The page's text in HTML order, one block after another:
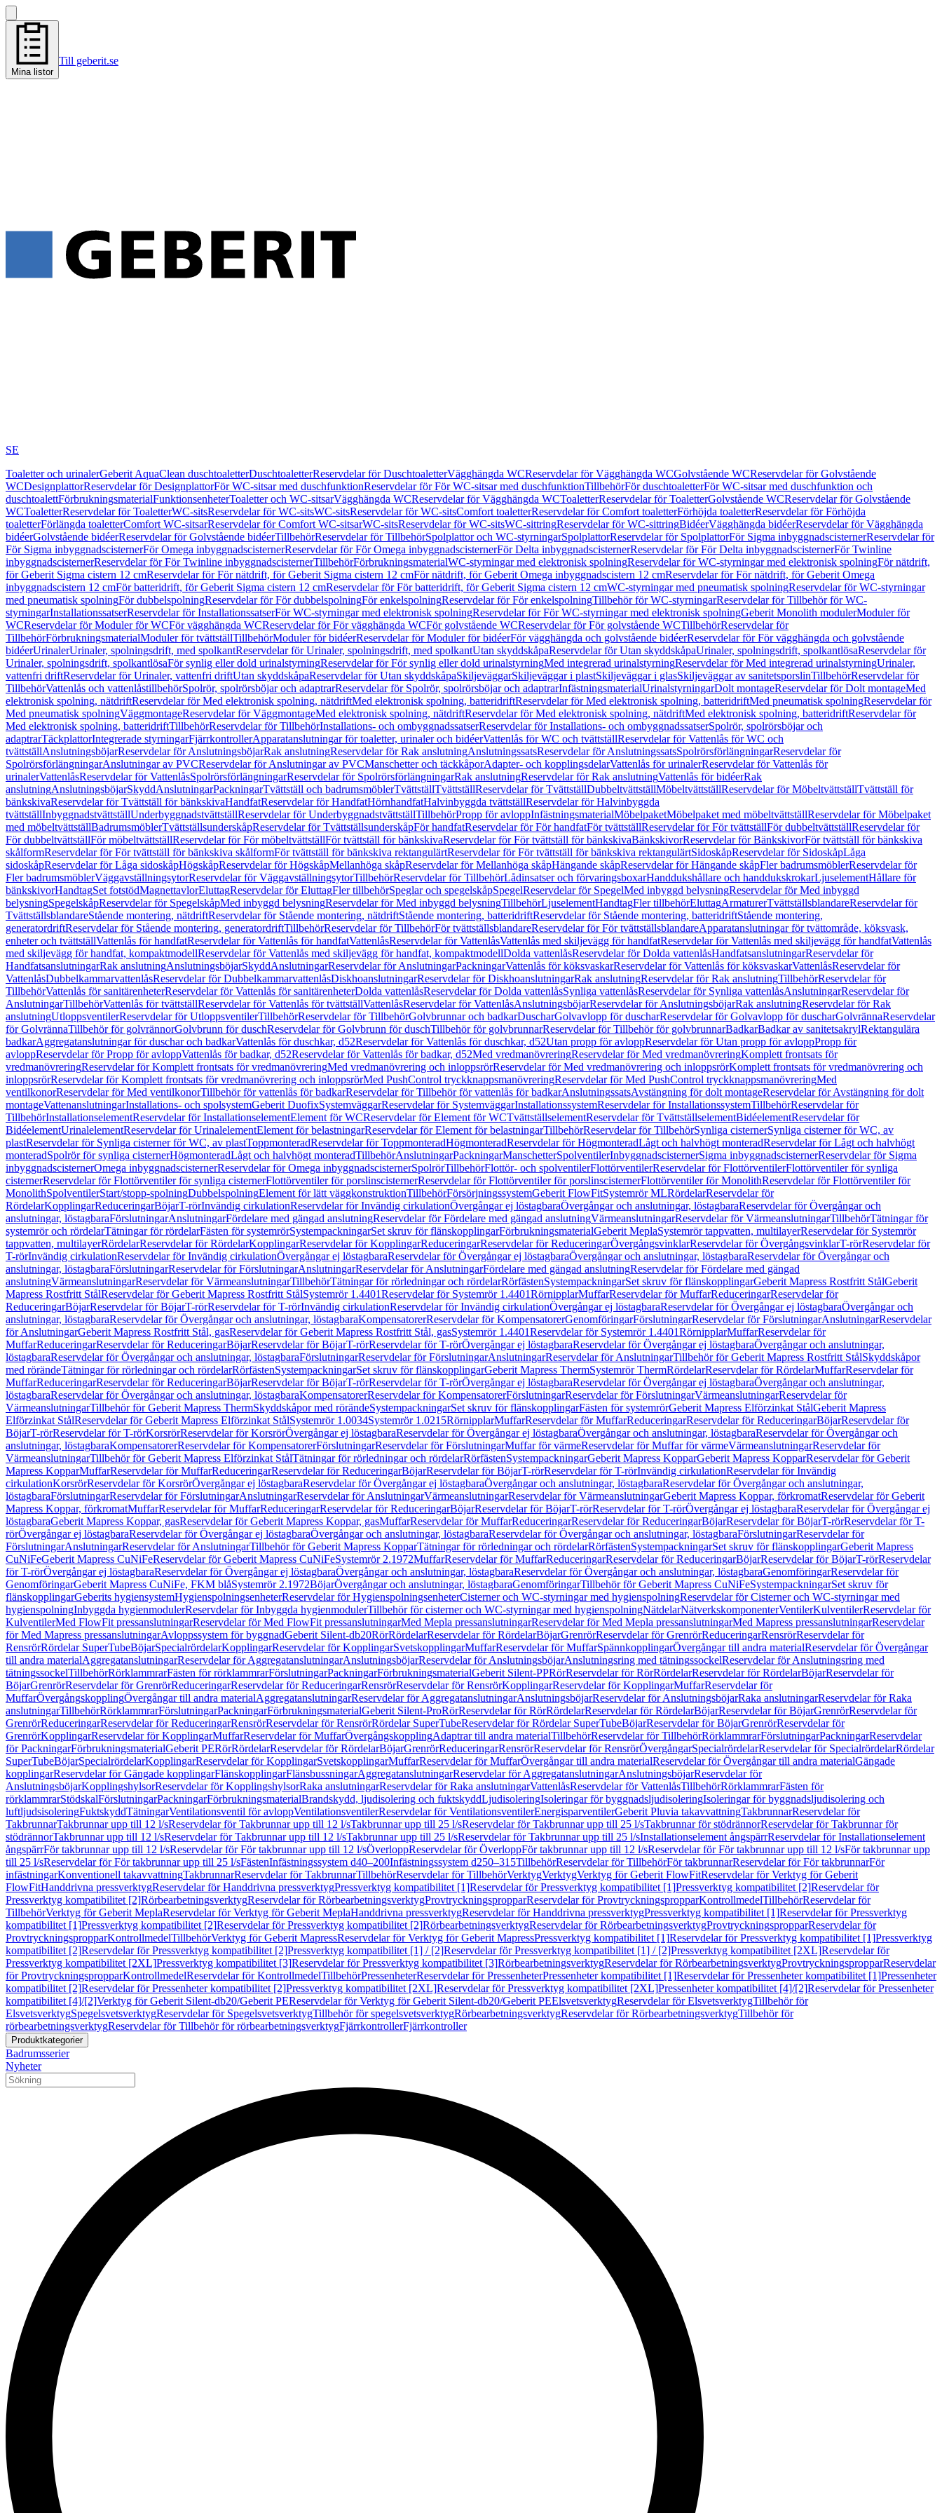
Mina listor
Till geberit.se
SE
Toaletter och urinalerGeberit AquaClean duschtoaletterDuschtoaletterReservdelar för DuschtoaletterVägghängda WCReservdelar för Vägghängda WCGolvstående WCReservdelar för Golvstående
WCDesignplattorReservdelar för DesignplattorFör WC-sitsar med duschfunktionReservdelar för För WC-sitsar med duschfunktionTillbehörFör duschtoaletterFör WC-sitsar med duschfunktion och
duschtoalettFörbrukningsmaterialFunktionsenheterToaletter och WC-sitsarVägghängda WCReservdelar för Vägghängda WCToaletterReservdelar för ToaletterGolvstående WCReservdelar för Golvstående
WCToaletterReservdelar för ToaletterWC-sitsReservdelar för WC-sitsWC-sitsReservdelar för WC-sitsComfort toaletterReservdelar för Comfort toaletterFörhöjda toaletterReservdelar för Förhöjda
toaletterFörlängda toaletterComfort WC-sitsarReservdelar för Comfort WC-sitsarWC-sitsReservdelar för WC-sitsWC-sittringReservdelar för WC-sittringBidéerVägghängda bidéerReservdelar för Vägghängda
bidéerGolvstående bidéerReservdelar för Golvstående bidéerTillbehörReservdelar för TillbehörSpolplattor och WC-styrningarSpolplattorReservdelar för SpolplattorFör Sigma inbyggnadscisternerReservdelar för
För Sigma inbyggnadscisternerFör Omega inbyggnadscisternerReservdelar för För Omega inbyggnadscisternerFör Delta inbyggnadscisternerReservdelar för För Delta inbyggnadscisternerFör Twinline
inbyggnadscisternerReservdelar för För Twinline inbyggnadscisternerTillbehörFörbrukningsmaterialWC-styrningar med elektronisk spolningReservdelar för WC-styrningar med elektronisk spolningFör nätdrift,
för Geberit Sigma cistern 12 cmReservdelar för För nätdrift, för Geberit Sigma cistern 12 cmFör nätdrift, för Geberit Omega inbyggnadscistern 12 cmReservdelar för För nätdrift, för Geberit Omega
inbyggnadscistern 12 cmFör batteridrift, för Geberit Sigma cistern 12 cmReservdelar för För batteridrift, för Geberit Sigma cistern 12 cmWC-styrningar med pneumatisk spolningReservdelar för WC-styrningar
med pneumatisk spolningFör dubbelspolningReservdelar för För dubbelspolningFör enkelspolningReservdelar för För enkelspolningTillbehör för WC-styrningarReservdelar för Tillbehör för WC-
styrningarInstallationssatserReservdelar för InstallationssatserFör WC-styrningar med elektronisk spolningReservdelar för För WC-styrningar med elektronisk spolningGeberit Monolith modulerModuler för
WCReservdelar för Moduler för WCFör vägghängda WCReservdelar för För vägghängda WCFör golvstående WCReservdelar för För golvstående WCTillbehörReservdelar för
TillbehörFörbrukningsmaterialModuler för tvättställTillbehörModuler för bidéerReservdelar för Moduler för bidéerFör vägghängda och golvstående bidéerReservdelar för För vägghängda och golvstående
bidéerUrinalerUrinaler, spolningsdrift, med spolkantReservdelar för Urinaler, spolningsdrift, med spolkantUtan skyddskåpaReservdelar för Utan skyddskåpaUrinaler, spolningsdrift, spolkantlösaReservdelar för
Urinaler, spolningsdrift, spolkantlösaFör synlig eller dold urinalstyrningReservdelar för För synlig eller dold urinalstyrningMed integrerad urinalstyrningReservdelar för Med integrerad urinalstyrningUrinaler,
vattenfri driftReservdelar för Urinaler, vattenfri driftUtan skyddskåpaReservdelar för Utan skyddskåpaSkiljeväggarSkiljeväggar i plastSkiljeväggar i glasSkiljeväggar av sanitetsporslinTillbehörReservdelar för
TillbehörVattenlås och vattenlåstillbehörSpolrör, spolrörsböjar och adaptrarReservdelar för Spolrör, spolrörsböjar och adaptrarInfästningsmaterialUrinalstyrningarDolt montageReservdelar för Dolt montageMed
elektronisk spolning, nätdriftReservdelar för Med elektronisk spolning, nätdriftMed elektronisk spolning, batteridriftReservdelar för Med elektronisk spolning, batteridriftMed pneumatisk spolningReservdelar för
Med pneumatisk spolningVäggmontageReservdelar för VäggmontageMed elektronisk spolning, nätdriftReservdelar för Med elektronisk spolning, nätdriftMed elektronisk spolning, batteridriftReservdelar för
Med elektronisk spolning, batteridriftTillbehörReservdelar för TillbehörInstallations- och ombyggnadssatserReservdelar för Installations- och ombyggnadssatserSpolrör, spolrörsböjar och
adaptrarTäckplattorIntegrerade styrningarFjärrkontrollerApparatanslutningar för toaletter, urinaler och bidéerVattenlås för WC och tvättställReservdelar för Vattenlås för WC och
tvättställAnslutningsböjarReservdelar för AnslutningsböjarRak anslutningReservdelar för Rak anslutningAnslutningssatsReservdelar för AnslutningssatsSpolrörsförlängningarReservdelar för
SpolrörsförlängningarAnslutningar av PVCReservdelar för Anslutningar av PVCManschetter och täckkåporAdapter- och kopplingsdelarVattenlås för urinalerReservdelar för Vattenlås för
urinalerVattenlåsReservdelar för VattenlåsSpolrörsförlängningarReservdelar för SpolrörsförlängningarRak anslutningReservdelar för Rak anslutningVattenlås för bidéerRak
anslutningAnslutningsböjarSkyddAnslutningarPackningarTvättställ och badrumsmöblerTvättställTvättställReservdelar för TvättställDubbeltvättställMöbeltvättställReservdelar för MöbeltvättställTvättställ för
bänkskivaReservdelar för Tvättställ för bänkskivaHandfatReservdelar för HandfatHörnhandfatHalvinbyggda tvättställReservdelar för Halvinbyggda
tvättställInbyggnadstvättställUnderbyggnadstvättställReservdelar för UnderbyggnadstvättställTillbehörPropp för avloppInfästningsmaterialMöbelpaketMöbelpaket med möbeltvättställReservdelar för Möbelpaket
med möbeltvättställBadrumsmöblerTvättställsunderskåpReservdelar för TvättställsunderskåpFör handfatReservdelar för För handfatFör tvättställReservdelar för För tvättställFör dubbeltvättställReservdelar för
För dubbeltvättställFör möbeltvättställReservdelar för För möbeltvättställFör tvättställ för bänkskivaReservdelar för För tvättställ för bänkskivaBänkskivorReservdelar för BänkskivorFör tvättställ för bänkskiva
skålformReservdelar för För tvättställ för bänkskiva skålformFör tvättställ för bänkskiva rektangulärtReservdelar för För tvättställ för bänkskiva rektangulärtSidoskåpReservdelar för SidoskåpLåga
sidoskåpReservdelar för Låga sidoskåpHögskåpReservdelar för HögskåpMellanhöga skåpReservdelar för Mellanhöga skåpHängande skåpReservdelar för Hängande skåpFler badrumsmöblerReservdelar för
Fler badrumsmöblerVäggavställningsytorReservdelar för VäggavställningsytorTillbehörReservdelar för TillbehörLådinsatser och förvaringsboxarHanddukshållare och handdukskrokarLjuselementHållare för
bänkskivorHandtagSet fotstödMagnettavlorEluttagReservdelar för EluttagFler tillbehörSpeglar och spegelskåpSpegelReservdelar för SpegelMed inbyggd belysningReservdelar för Med inbyggd
belysningSpegelskåpReservdelar för SpegelskåpMed inbyggd belysningReservdelar för Med inbyggd belysningTillbehörLjuselementHandtagFler tillbehörEluttagArmaturerTvättställsblandareReservdelar för
TvättställsblandareStående montering, nätdriftReservdelar för Stående montering, nätdriftStående montering, batteridriftReservdelar för Stående montering, batteridriftStående montering,
generatordriftReservdelar för Stående montering, generatordriftTillbehörReservdelar för TillbehörFör tvättställsblandareReservdelar för För tvättställsblandareApparatanslutningar för tvättområde, köksvask,
enheter och tvättställVattenlås för handfatReservdelar för Vattenlås för handfatVattenlåsReservdelar för VattenlåsVattenlås med skiljevägg för handfatReservdelar för Vattenlås med skiljevägg för handfatVattenlås
med skiljevägg för handfat, kompaktmodellReservdelar för Vattenlås med skiljevägg för handfat, kompaktmodellDolda vattenlåsReservdelar för Dolda vattenlåsHandfatsanslutningarReservdelar för
HandfatsanslutningarRak anslutningAnslutningsböjarSkyddAnslutningarReservdelar för AnslutningarPackningarVattenlås för köksvaskarReservdelar för Vattenlås för köksvaskarVattenlåsReservdelar för
VattenlåsDubbelkammarvattenlåsReservdelar för DubbelkammarvattenlåsDiskhoanslutningarReservdelar för DiskhoanslutningarRak anslutningReservdelar för Rak anslutningTillbehörReservdelar för
TillbehörVattenlås för sanitärenheterReservdelar för Vattenlås för sanitärenheterDolda vattenlåsReservdelar för Dolda vattenlåsSynliga vattenlåsReservdelar för Synliga vattenlåsAnslutningarReservdelar för
AnslutningarTillbehörVattenlås för tvättställReservdelar för Vattenlås för tvättställVattenlåsReservdelar för VattenlåsAnslutningsböjarReservdelar för AnslutningsböjarRak anslutningReservdelar för Rak
anslutningUtloppsventilerReservdelar för UtloppsventilerTillbehörReservdelar för TillbehörGolvbrunnar och badkarDuscharGolvavlopp för duscharReservdelar för Golvavlopp för duscharGolvrännaReservdelar
för GolvrännaTillbehör för golvrännorGolvbrunn för duschReservdelar för Golvbrunn för duschTillbehör för golvbrunnarReservdelar för Tillbehör för golvbrunnarBadkarBadkar av sanitetsakrylRektangulära
badkarAggregatanslutningar för duschar och badkarVattenlås för duschkar, d52Reservdelar för Vattenlås för duschkar, d52Utan propp för avloppReservdelar för Utan propp för avloppPropp för
avloppReservdelar för Propp för avloppVattenlås för badkar, d52Reservdelar för Vattenlås för badkar, d52Med vredmanövreringReservdelar för Med vredmanövreringKomplett frontsats för
vredmanövreringReservdelar för Komplett frontsats för vredmanövreringMed vredmanövrering och inloppsrörReservdelar för Med vredmanövrering och inloppsrörKomplett frontsats för vredmanövrering och
inloppsrörReservdelar för Komplett frontsats för vredmanövrering och inloppsrörMed PushControl tryckknappsmanövreringReservdelar för Med PushControl tryckknappsmanövreringMed
ventilkonorReservdelar för Med ventilkonorTillbehör för vattenlås för badkarReservdelar för Tillbehör för vattenlås för badkarAnslutningssatsAvstängning för dolt montageReservdelar för Avstängning för dolt
montageVattenanslutningarInstallations- och spolsystemGeberit DuofixSystemväggarReservdelar för SystemväggarInstallationssystemReservdelar för InstallationssystemTillbehörReservdelar för
TillbehörInstallationselementReservdelar för InstallationselementElement för WCReservdelar för Element för WCTvättställselementReservdelar för TvättställselementBidéelementReservdelar för
BidéelementUrinalelementReservdelar för UrinalelementElement för belastningarReservdelar för Element för belastningarTillbehörReservdelar för TillbehörSynliga cisternerSynliga cisterner för WC, av
plastReservdelar för Synliga cisterner för WC, av plastToppmonteradReservdelar för ToppmonteradHögmonteradReservdelar för HögmonteradLågt och halvhögt monteradReservdelar för Lågt och halvhögt
monteradSpolrör för synliga cisternerHögmonteradLågt och halvhögt monteradTillbehörAnslutningarPackningarManschetterSpolventilerInbyggnadscisternerSigma inbyggnadscisternerReservdelar för Sigma
inbyggnadscisternerOmega inbyggnadscisternerReservdelar för Omega inbyggnadscisternerSpolrörTillbehörFlottör- och spolventilerFlottörventilerReservdelar för FlottörventilerFlottörventiler för synliga
cisternerReservdelar för Flottörventiler för synliga cisternerFlottörventiler för porslinscisternerReservdelar för Flottörventiler för porslinscisternerFlottörventiler för MonolithReservdelar för Flottörventiler för
MonolithSpolventilerStart/stopp-spolningDubbelspolningElement för lätt väggkonstruktionTillbehörFörsörjningssystemGeberit FlowFitSystemrör MLRördelarReservdelar för
RördelarKopplingarReduceringarBöjarT-rörInvändig cirkulationReservdelar för Invändig cirkulationÖvergångar ej löstagbaraÖvergångar och anslutningar, löstagbaraReservdelar för Övergångar och
anslutningar, löstagbaraFörslutningarAnslutningarFördelare med gängad anslutningReservdelar för Fördelare med gängad anslutningVärmeanslutningarReservdelar för VärmeanslutningarTillbehörTätningar för
systemrör och rördelarTätningar för rördelarFästen för systemrörSystempackningarSet skruv för flänskopplingarFörbrukningsmaterialGeberit MeplaSystemrör tappvatten, multilayerReservdelar för Systemrör
tappvatten, multilayerRördelarReservdelar för RördelarKopplingarReservdelar för KopplingarReduceringarReservdelar för ReduceringarÖvergångsvinklarReservdelar för ÖvergångsvinklarT-rörReservdelar för
T-rörInvändig cirkulationReservdelar för Invändig cirkulationÖvergångar ej löstagbaraReservdelar för Övergångar ej löstagbaraÖvergångar och anslutningar, löstagbaraReservdelar för Övergångar och
anslutningar, löstagbaraFörslutningarReservdelar för FörslutningarAnslutningarReservdelar för AnslutningarFördelare med gängad anslutningReservdelar för Fördelare med gängad
anslutningVärmeanslutningarReservdelar för VärmeanslutningarTillbehörTätningar för rörledningar och rördelarRörfästenSystempackningarSet skruv för flänskopplingarGeberit Mapress Rostfritt StålGeberit
Mapress Rostfritt StålReservdelar för Geberit Mapress Rostfritt StålSystemrör 1.4401Reservdelar för Systemrör 1.4401RörnipplarMuffarReservdelar för MuffarReduceringarReservdelar för
ReduceringarBöjarReservdelar för BöjarT-rörReservdelar för T-rörInvändig cirkulationReservdelar för Invändig cirkulationÖvergångar ej löstagbaraReservdelar för Övergångar ej löstagbaraÖvergångar och
anslutningar, löstagbaraReservdelar för Övergångar och anslutningar, löstagbaraKompensatorerReservdelar för KompensatorerGenomföringarFörslutningarReservdelar för FörslutningarAnslutningarReservdelar
för AnslutningarGeberit Mapress Rostfritt Stål, gasReservdelar för Geberit Mapress Rostfritt Stål, gasSystemrör 1.4401Reservdelar för Systemrör 1.4401RörnipplarMuffarReservdelar för
MuffarReduceringarReservdelar för ReduceringarBöjarReservdelar för BöjarT-rörReservdelar för T-rörÖvergångar ej löstagbaraReservdelar för Övergångar ej löstagbaraÖvergångar och anslutningar,
löstagbaraReservdelar för Övergångar och anslutningar, löstagbaraFörslutningarReservdelar för FörslutningarAnslutningarReservdelar för AnslutningarTillbehör för Geberit Mapress Rostfritt StålSkyddskåpor
med rörändeTätningar för rörledningar och rördelarRörfästenSystempackningarSet skruv för flänskopplingarGeberit Mapress ThermSystemrör ThermRördelarReservdelar för RördelarMuffarReservdelar för
MuffarReduceringarReservdelar för ReduceringarBöjarReservdelar för BöjarT-rörReservdelar för T-rörÖvergångar ej löstagbaraReservdelar för Övergångar ej löstagbaraÖvergångar och anslutningar,
löstagbaraReservdelar för Övergångar och anslutningar, löstagbaraKompensatorerReservdelar för KompensatorerFörslutningarReservdelar för FörslutningarVärmeanslutningarReservdelar för
VärmeanslutningarTillbehör för Geberit Mapress ThermSkyddskåpor med rörändeSystempackningarSet skruv för flänskopplingarFästen för systemrörGeberit Mapress Elförzinkat StålGeberit Mapress
Elförzinkat StålReservdelar för Geberit Mapress Elförzinkat StålSystemrör 1.0034Systemrör 1.0215RörnipplarMuffarReservdelar för MuffarReduceringarReservdelar för ReduceringarBöjarReservdelar för
BöjarT-rörReservdelar för T-rörKorsrörReservdelar för KorsrörÖvergångar ej löstagbaraReservdelar för Övergångar ej löstagbaraÖvergångar och anslutningar, löstagbaraReservdelar för Övergångar och
anslutningar, löstagbaraKompensatorerReservdelar för KompensatorerFörslutningarReservdelar för FörslutningarMuffar för värmeReservdelar för Muffar för värmeVärmeanslutningarReservdelar för
VärmeanslutningarTillbehör för Geberit Mapress Elförzinkat StålTätningar för rörledningar och rördelarRörfästenSystempackningarGeberit Mapress KopparGeberit Mapress KopparReservdelar för Geberit
Mapress KopparMuffarReservdelar för MuffarReduceringarReservdelar för ReduceringarBöjarReservdelar för BöjarT-rörReservdelar för T-rörInvändig cirkulationReservdelar för Invändig
cirkulationKorsrörReservdelar för KorsrörÖvergångar ej löstagbaraReservdelar för Övergångar ej löstagbaraÖvergångar och anslutningar, löstagbaraReservdelar för Övergångar och anslutningar,
löstagbaraFörslutningarReservdelar för FörslutningarAnslutningarReservdelar för AnslutningarVärmeanslutningarReservdelar för VärmeanslutningarGeberit Mapress Koppar, förkromatReservdelar för Geberit
Mapress Koppar, förkromatMuffarReservdelar för MuffarReduceringarReservdelar för ReduceringarBöjarReservdelar för BöjarT-rörReservdelar för T-rörÖvergångar ej löstagbaraReservdelar för Övergångar ej
löstagbaraGeberit Mapress Koppar, gasReservdelar för Geberit Mapress Koppar, gasMuffarReservdelar för MuffarReduceringarReservdelar för ReduceringarBöjarReservdelar för BöjarT-rörReservdelar för T-
rörÖvergångar ej löstagbaraReservdelar för Övergångar ej löstagbaraÖvergångar och anslutningar, löstagbaraReservdelar för Övergångar och anslutningar, löstagbaraFörslutningarReservdelar för
FörslutningarAnslutningarReservdelar för AnslutningarTillbehör för Geberit Mapress KopparTätningar för rörledningar och rördelarRörfästenSystempackningarSet skruv för flänskopplingarGeberit Mapress
CuNiFeGeberit Mapress CuNiFeReservdelar för Geberit Mapress CuNiFeSystemrör 2.1972MuffarReservdelar för MuffarReduceringarReservdelar för ReduceringarBöjarReservdelar för BöjarT-rörReservdelar
för T-rörÖvergångar ej löstagbaraReservdelar för Övergångar ej löstagbaraÖvergångar och anslutningar, löstagbaraReservdelar för Övergångar och anslutningar, löstagbaraGenomföringarReservdelar för
GenomföringarGeberit Mapress CuNiFe, FKM blåSystemrör 2.1972BöjarÖvergångar och anslutningar, löstagbaraGenomföringarTillbehör för Geberit Mapress CuNiFeSystempackningarSet skruv för
flänskopplingarGeberits hygiensystemHygienspolningsenheterReservdelar för HygienspolningsenheterCisterner och WC-styrningar med hygienspolningReservdelar för Cisterner och WC-styrningar med
hygienspolningInbyggda hygienmodulerReservdelar för Inbyggda hygienmodulerTillbehör för cisterner och WC-styrningar med hygienspolningNätdelarNätverkskomponenterVentilerKulventilerReservdelar för
KulventilerMed FlowFit pressanslutningarReservdelar för Med FlowFit pressanslutningarMed Mepla pressanslutningarReservdelar för Med Mepla pressanslutningarMed Mapress pressanslutningarReservdelar
för Med Mapress pressanslutningarAvloppssystem för byggnadGeberit Silent-db20RörRördelarReservdelar för RördelarBöjarGrenrörReservdelar för GrenrörReduceringarRensrörReservdelar för
RensrörRördelar SuperTubeBöjarSpecialrördelarKopplingarReservdelar för KopplingarSvetskopplingarMuffarReservdelar för MuffarSpännkopplingarÖvergångar till andra materialReservdelar för Övergångar
till andra materialAggregatanslutningarReservdelar för AggregatanslutningarAnslutningsböjarReservdelar för AnslutningsböjarAnslutningsring med tätningssockelReservdelar för Anslutningsring med
tätningssockelTillbehörRörklammrarFästen för rörklammrarFörslutningarPackningarFörbrukningsmaterialGeberit Silent-PPRörReservdelar för RörRördelarReservdelar för RördelarBöjarReservdelar för
BöjarGrenrörReservdelar för GrenrörReduceringarReservdelar för ReduceringarRensrörReservdelar för RensrörKopplingarReservdelar för KopplingarMuffarReservdelar för
MuffarÖvergångskopplingÖvergångar till andra materialAggregatanslutningarReservdelar för AggregatanslutningarAnslutningsböjarReservdelar för AnslutningsböjarRaka anslutningarReservdelar för Raka
anslutningarTillbehörRörklammrarFörslutningarPackningarFörbrukningsmaterialGeberit Silent-ProRörReservdelar för RörRördelarReservdelar för RördelarBöjarReservdelar för BöjarGrenrörReservdelar för
GrenrörReduceringarReservdelar för ReduceringarRensrörReservdelar för RensrörRördelar SuperTubeReservdelar för Rördelar SuperTubeBöjarReservdelar för BöjarGrenrörReservdelar för
GrenrörKopplingarReservdelar för KopplingarMuffarReservdelar för MuffarÖvergångskopplingAdaptrar till andra materialTillbehörReservdelar för TillbehörRörklammrarFörslutningarPackningarReservdelar
för PackningarFörbrukningsmaterialGeberit PERörRördelarReservdelar för RördelarBöjarGrenrörReduceringarRensrörReservdelar för RensrörÖvergångarSpecialrördelarReservdelar för SpecialrördelarRördelar
SuperTubeBöjarSpecialrördelarKopplingarReservdelar för KopplingarSvetskopplingarMuffarReservdelar för MuffarÖvergångar till andra materialReservdelar för Övergångar till andra materialGängade
kopplingarReservdelar för Gängade kopplingarFlänskopplingarFlänsbussningarAggregatanslutningarReservdelar för AggregatanslutningarAnslutningsböjarReservdelar för
AnslutningsböjarKopplingshylsorReservdelar för KopplingshylsorRaka anslutningarReservdelar för Raka anslutningarVattenlåsReservdelar för VattenlåsTillbehörRörklammrarFästen för
rörklammrarStödskalFörslutningarPackningarFörbrukningsmaterialBrandskydd, ljudisolering och fuktskyddLjudisoleringIsoleringar för byggnadsljudisoleringIsoleringar för byggnadsljudisolering och
luftljudsisoleringFuktskyddTätningarVentilationsventil för avloppVentilationsventilerReservdelar för VentilationsventilerEnergisparventilerGeberit Pluvia takavvattningTakbrunnarReservdelar för
TakbrunnarTakbrunnar upp till 12 l/sReservdelar för Takbrunnar upp till 12 l/sTakbrunnar upp till 25 l/sReservdelar för Takbrunnar upp till 25 l/sTakbrunnar för stödrännorReservdelar för Takbrunnar för
stödrännorTakbrunnar upp till 12 l/sReservdelar för Takbrunnar upp till 12 l/sTakbrunnar upp till 25 l/sReservdelar för Takbrunnar upp till 25 l/sInstallationselement ångspärrReservdelar för Installationselement
ångspärrFör takbrunnar upp till 12 l/sReservdelar för För takbrunnar upp till 12 l/sÖverloppReservdelar för ÖverloppFör takbrunnar upp till 12 l/sReservdelar för För takbrunnar upp till 12 l/sFör takbrunnar upp
till 25 l/sReservdelar för För takbrunnar upp till 25 l/sFästenInfästningssystem d40–200Infästningssystem d250–315TillbehörReservdelar för TillbehörFör takbrunnarReservdelar för För takbrunnarFör
infästningarKonventionell takavvattningTakbrunnarReservdelar för TakbrunnarTillbehörReservdelar för TillbehörVerktygVerktygVerktyg för Geberit FlowFitReservdelar för Verktyg för Geberit
FlowFitHanddrivna pressverktygReservdelar för Handdrivna pressverktygPressverktyg kompatibilitet [1]Reservdelar för Pressverktyg kompatibilitet [1]Pressverktyg kompatibilitet [2]Reservdelar för
Pressverktyg kompatibilitet [2]RörbearbetningsverktygReservdelar för RörbearbetningsverktygProvtryckningspropparReservdelar för ProvtryckningspropparKontrollmedelTillbehörReservdelar för
TillbehörVerktyg för Geberit MeplaReservdelar för Verktyg för Geberit MeplaHanddrivna pressverktygReservdelar för Handdrivna pressverktygPressverktyg kompatibilitet [1]Reservdelar för Pressverktyg
kompatibilitet [1]Pressverktyg kompatibilitet [2]Reservdelar för Pressverktyg kompatibilitet [2]RörbearbetningsverktygReservdelar för RörbearbetningsverktygProvtryckningspropparReservdelar för
ProvtryckningspropparKontrollmedelTillbehörVerktyg för Geberit MapressReservdelar för Verktyg för Geberit MapressPressverktyg kompatibilitet [1]Reservdelar för Pressverktyg kompatibilitet [1]Pressverktyg
kompatibilitet [2]Reservdelar för Pressverktyg kompatibilitet [2]Pressverktyg kompatibilitet [1] / [2]Reservdelar för Pressverktyg kompatibilitet [1] / [2]Pressverktyg kompatibilitet [2XL]Reservdelar för
Pressverktyg kompatibilitet [2XL]Pressverktyg kompatibilitet [3]Reservdelar för Pressverktyg kompatibilitet [3]RörbearbetningsverktygReservdelar för RörbearbetningsverktygProvtryckningspropparReservdelar
för ProvtryckningspropparKontrollmedelReservdelar för KontrollmedelTillbehörPressenheterReservdelar för PressenheterPressenheter kompatibilitet [1]Reservdelar för Pressenheter kompatibilitet [1]Pressenheter
kompatibilitet [2]Reservdelar för Pressenheter kompatibilitet [2]Pressverktyg kompatibilitet [2XL]Reservdelar för Pressverktyg kompatibilitet [2XL]Pressenheter kompatibilitet [4]/[2]Reservdelar för Pressenheter
kompatibilitet [4]/[2]Verktyg för Geberit Silent-db20/Geberit PEReservdelar för Verktyg för Geberit Silent-db20/Geberit PEElsvetsverktygReservdelar för ElsvetsverktygTillbehör för
ElsvetsverktygSpegelsvetsverktygReservdelar för SpegelsvetsverktygTillbehör för spegelsvetsverktygRörbearbetningsverktygReservdelar för RörbearbetningsverktygTillbehör för
rörbearbetningsverktygReservdelar för Tillbehör för rörbearbetningsverktygFjärrkontrollerFjärrkontroller
Produktkategorier
Badrumsserier
Nyheter